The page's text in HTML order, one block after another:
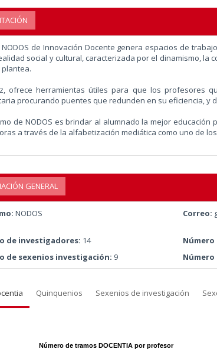
NODOS de Innovación Docente genera espacios de
social y cultural, caracterizada por el dinamismo,
ofrece herramientas útiles para que los profesores
procurando puentes que redunden en su eficiencia,
de NODOS es brindar al alumnado la mejor
a través de la alfabetización mediática como uno de
GENERAL
NODOS Correo:
de investigadores: 14
de sexenios investigación: 9
Quinquenios Sexenios de investigación
Número de tramos DOCENTIA por profesor